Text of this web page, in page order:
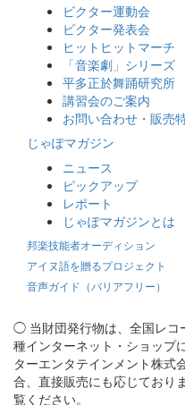
ビクター運動会
ビクター発表会
ヒットヒットマーチ
「音楽劇」シリーズ
平多正於舞踊研究所
講習会のご案内
お問い合わせ・販売
じゃぽマガジン
ニュース
ピックアップ
レポート
じゃぽマガジンとは
邦楽技能者オーディション
アイヌ語を贈るプロジェクト
音声ガイド（バリアフリー）
◯ 当財団発行物は、全国レコ
種インターネット・ショップ
ターエンタテインメント株
合、直接販売にも応じており
覧ください。